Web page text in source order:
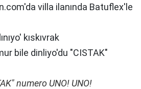
villa ilanında Batuflex'le
kıskıvrak
bile dinliyo'du "CISTAK"
numero UNO! UNO!